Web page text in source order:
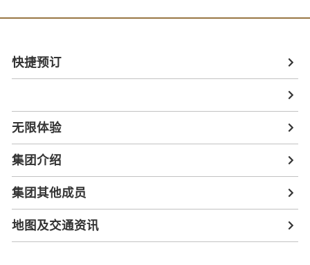
快捷预订
无限体验
集团介绍
集团其他成员
地图及交通资讯